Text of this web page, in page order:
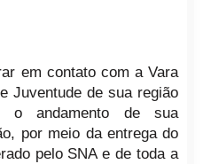
em contato com a Vara
Juventude de sua região
o andamento de sua
por meio da entrega do
pelo SNA e de toda a